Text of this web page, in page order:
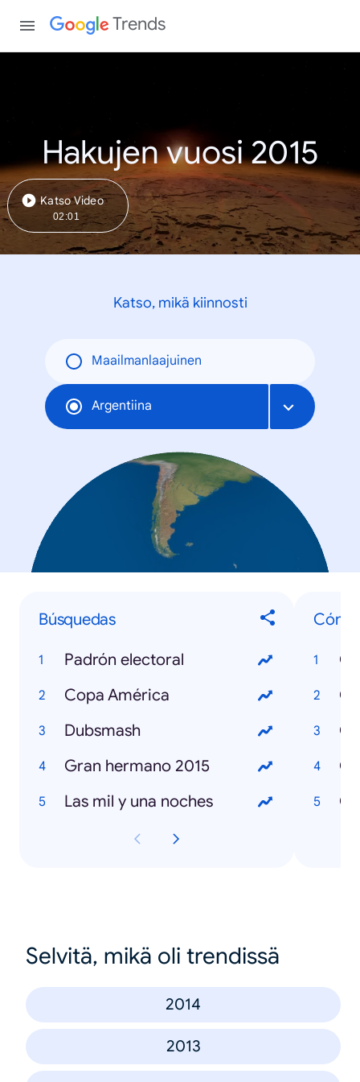
Trends
Hakujen vuosi 2015
Katso Video
02:01
Katso, mikä kiinnosti
Maailmanlaajuinen
Argentiina
Búsquedas
Padrón electoral
Copa América
Dubsmash
Gran hermano 2015
Las mil y una noches
Selvitä, mikä oli trendissä
2014
2013